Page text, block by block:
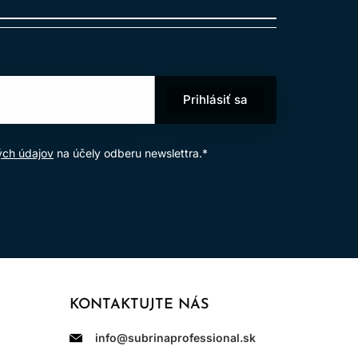
pláštenku. Pri výbere
ostrého tlaku.
na daný postup.
dlhý čas, pretože môžu zapáchať a
zvyškov vlasov.
Prihlásiť sa
údajov na účely odberu newslettra.*
KONTAKTUJTE NÁS
info@subrinaprofessional.sk